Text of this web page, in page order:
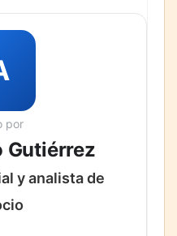
por
Gutiérrez
y analista de